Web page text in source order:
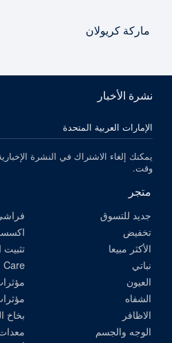
ماركة كريولان
نشرة الأخبار
الرجاء اختيار بلدك
يمكنك إلغاء الاشتراك في النشرة
وقت.
متجر
جديد للتسوق
تخفيض
الأكثر مبيعا
نباتي
العيون
الشفاه
الاظافر
الوجه والجسم
تثبيت
Care
بخاخ